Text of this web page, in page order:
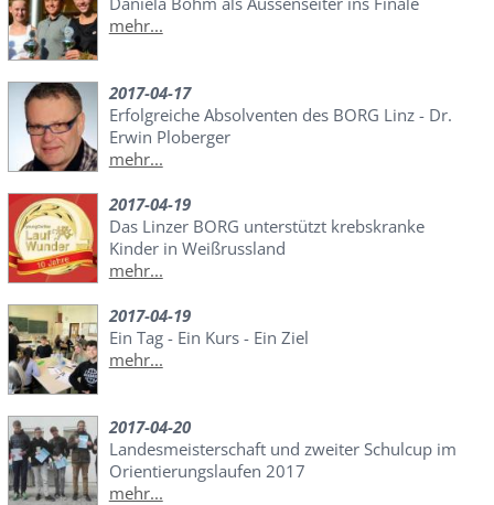
mehr...
2017-04-17
Erfolgreiche Absolventen des BORG Linz - Dr.
Erwin Ploberger
mehr...
2017-04-19
Das Linzer BORG unterstützt krebskranke
Kinder in Weißrussland
mehr...
2017-04-19
Ein Tag - Ein Kurs - Ein Ziel
mehr...
2017-04-20
Landesmeisterschaft und zweiter Schulcup im
Orientierungslaufen 2017
mehr...